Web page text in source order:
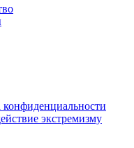
экстремизму